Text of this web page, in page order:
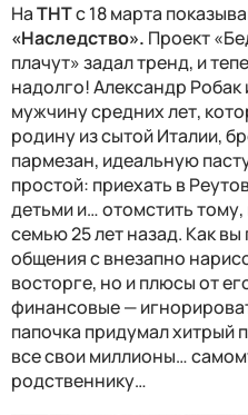
НаТНТс 18 марта
«Наследство». Проект
плачут» задал тренд, и
надолго! Александр Робак
мужчину средних лет,
родину из сытой Италии,
пармезан, идеальную
простой: приехать в
детьми и… отомстить
семью 25 лет назад. Как
общения с внезапно
восторге, но и плюсы от
финансовые —
папочка придумал хитрый
все свои миллионы…
родственнику…